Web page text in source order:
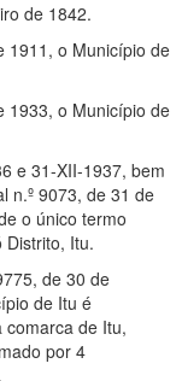
de 1842.
1911, o Município de
1933, o Município de
e 31-XII-1937, bem
n.º 9073, de 31 de
o único termo
Distrito, Itu.
de 30 de
de Itu é
de Itu,
por 4